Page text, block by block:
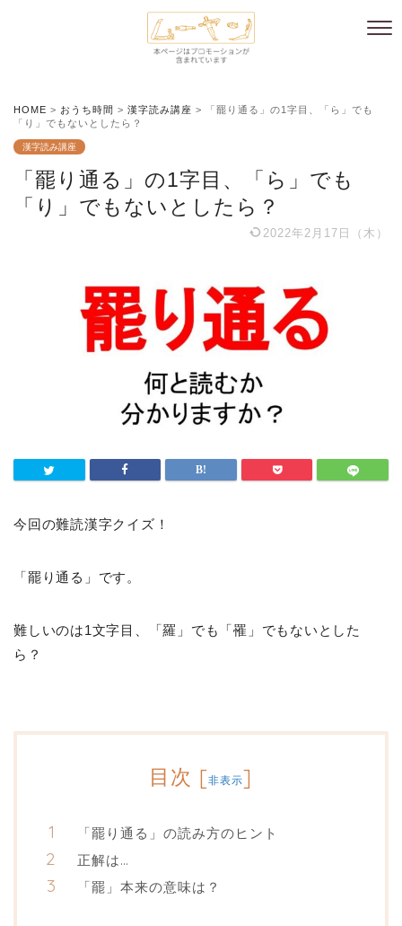
HOME > おうち時間 > 漢字読み講座 >
「罷り通る」の1字目、「ら」でも
「り」でもないとしたら？
漢字読み講座
「罷り通る」の1字目、「ら」でも
「り」でもないとしたら？
2022年2月17日（木）
今回の難読漢字クイズ！
「罷り通る」です。
難しいのは1文字目、「羅」でも「罹」でもないとした
ら？
目次 [非表示]
「罷り通る」の読み方のヒント
正解は…
「罷」本来の意味は？